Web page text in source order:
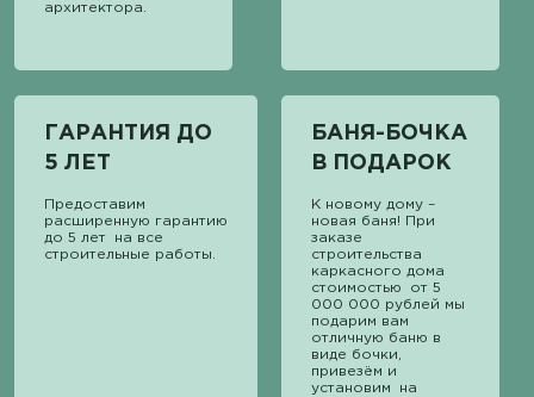
архитектора.
ГАРАНТИЯ ДО
5 ЛЕТ
Предоставим
расширенную гарантию
до 5 лет на все
строительные работы.
БАНЯ-БОЧКА
В ПОДАРОК
К новому дому –
новая баня! При
заказе
строительства
каркасного дома
стоимостью от 5
000 000 рублей мы
подарим вам
отличную баню в
виде бочки,
привезём и
установим на